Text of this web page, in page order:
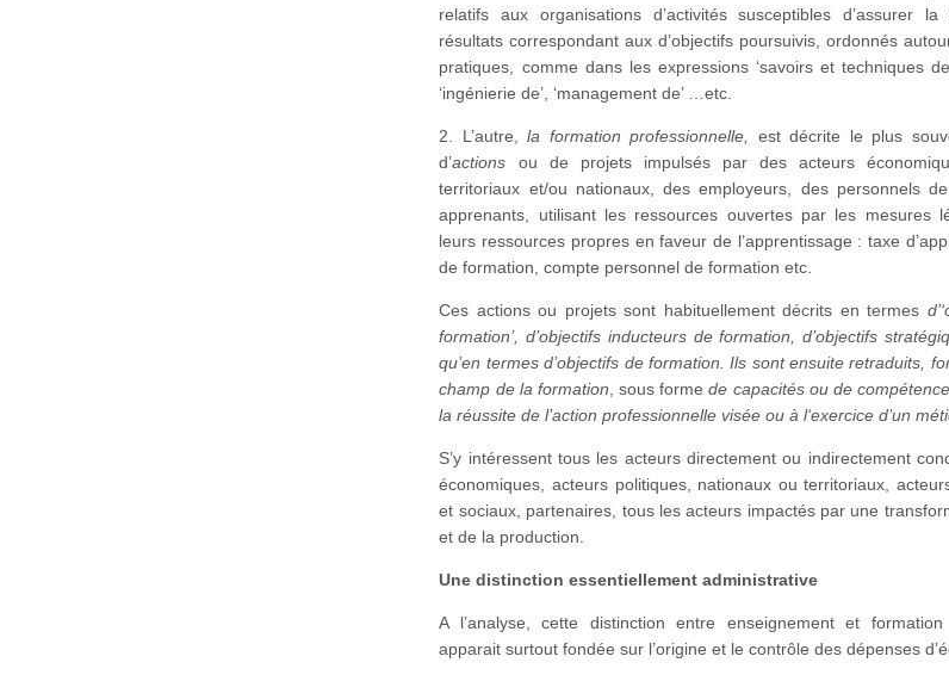
relatifs aux organisations d’activités susceptibles d’assurer la
résultats correspondant aux d’objectifs poursuivis, ordonnés
pratiques, comme dans les expressions ‘savoirs et techniques
‘ingénierie de’, ‘management de’ …etc.
2. L’autre,la formation professionnelle,
est décrite le plus
d’actions ou de projets impulsés par des acteurs
territoriaux et/ou nationaux, des employeurs, des personnels
apprenants, utilisant les ressources ouvertes par les mesures
leurs ressources propres en faveur de l’apprentissage : taxe
de formation, compte personnel de formation etc.
Ces actions ou projets sont habituellement décrits en termes
formation’, d’objectifs inducteurs de formation, d’objectifs
qu’en termes d’objectifs de formation. Ils sont ensuite retraduits,
champ de la formation , sous formede capacités ou de
la réussite de l’action professionnelle visée ou à l‘exercice d’un
S’y intéressent tous les acteurs directement ou indirectement
économiques, acteurs politiques, nationaux ou territoriaux,
et sociaux, partenaires, tous les acteurs impactés par une
et de la production.
Une distinction essentiellement administrative
A l’analyse, cette distinction entre enseignement et formation
apparait surtout fondée sur l’origine et le contrôle des dépenses